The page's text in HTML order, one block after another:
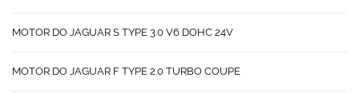
MOTOR DO JAGUAR S TYPE 3.0 V6 DOHC 24V
MOTOR DO JAGUAR F TYPE 2.0 TURBO COUPE